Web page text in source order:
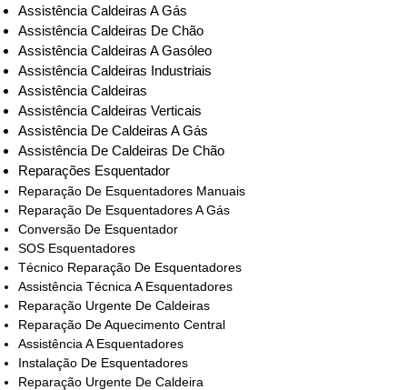
Assistência Caldeiras A Gás
Assistência Caldeiras De Chão
Assistência Caldeiras A Gasóleo
Assistência Caldeiras Industriais
Assistência Caldeiras
Assistência Caldeiras Verticais
Assistência De Caldeiras A Gás
Assistência De Caldeiras De Chão
Reparações Esquentador
Reparação De Esquentadores Manuais
Reparação De Esquentadores A Gás
Conversão De Esquentador
SOS Esquentadores
Técnico Reparação De Esquentadores
Assistência Técnica A Esquentadores
Reparação Urgente De Caldeiras
Reparação De Aquecimento Central
Assistência A Esquentadores
Instalação De Esquentadores
Reparação Urgente De Caldeira